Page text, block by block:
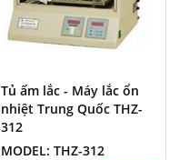
Tủ ấm lắc - Máy lắc ổn
nhiệt Trung Quốc THZ-
312
MODEL: THZ-312